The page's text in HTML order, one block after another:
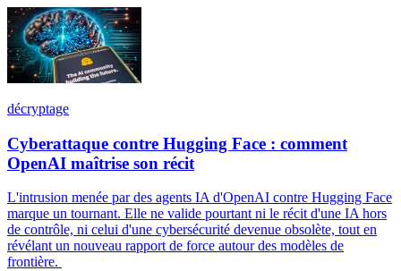
décryptage
Cyberattaque contre Hugging Face : comment
OpenAI maîtrise son récit
L'intrusion menée par des agents IA d'OpenAI contre Hugging Face
marque un tournant. Elle ne valide pourtant ni le récit d'une IA hors
de contrôle, ni celui d'une cybersécurité devenue obsolète, tout en
révélant un nouveau rapport de force autour des modèles de
frontière.